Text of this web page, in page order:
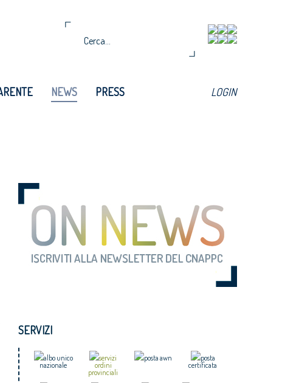
NEWS PRESS LOGIN
SERVIZI
albo unico
nazionale
servizi
ordini
provinciali
posta awn
posta
certificata